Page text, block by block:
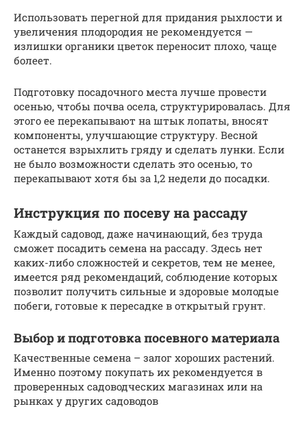
Использовать перегной для придания рыхлости и
увеличения плодородия не рекомендуется —
излишки органики цветок переносит плохо, чаще
болеет.
Подготовку посадочного места лучше провести
осенью, чтобы почва осела, структурировалась. Для
этого ее перекапывают на штык лопаты, вносят
компоненты, улучшающие структуру. Весной
останется взрыхлить гряду и сделать лунки. Если
не было возможности сделать это осенью, то
перекапывают хотя бы за 1,2 недели до посадки.
Инструкция по посеву на рассаду
Каждый садовод, даже начинающий, без труда
сможет посадить семена на рассаду. Здесь нет
каких-либо сложностей и секретов, тем не менее,
имеется ряд рекомендаций, соблюдение которых
позволит получить сильные и здоровые молодые
побеги, готовые к пересадке в открытый грунт.
Выбор и подготовка посевного материала
Качественные семена – залог хороших растений.
Именно поэтому покупать их рекомендуется в
проверенных садоводческих магазинах или на
рынках у других садоводов